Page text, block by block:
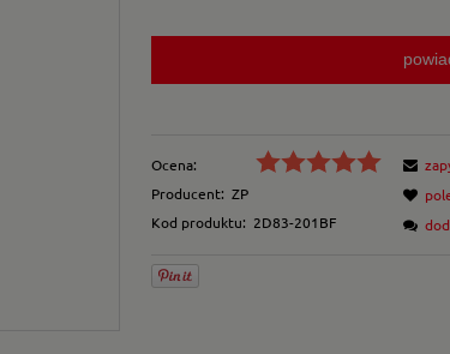
Ocena:
Producent: ZP
Kod produktu: 2D83-201BF